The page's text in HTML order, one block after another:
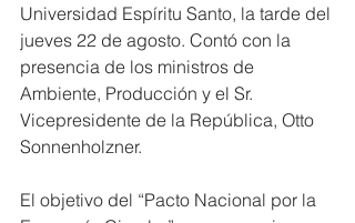
Universidad Espíritu Santo, la tarde del
jueves 22 de agosto. Contó con la
presencia de los ministros de
Ambiente, Producción y el Sr.
Vicepresidente de la República, Otto
Sonnenholzner.
El objetivo del “Pacto Nacional por la